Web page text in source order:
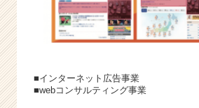
■インターネット広告事業
■webコンサルティング事業